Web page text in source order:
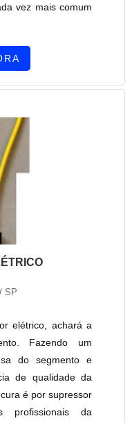
vez mais comum
SP
elétrico, achará a
Fazendo um
do segmento e
de qualidade da
é por supressor
profissionais da